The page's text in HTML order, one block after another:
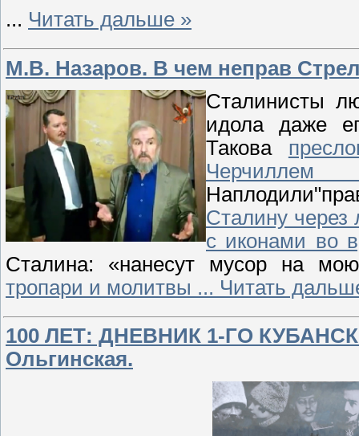
... Читать дальше »
М.В. Назаров. В чем неправ
Сталинисты
идола даже
Такова
Сталину через
с иконами во
Сталина: «нанесут мусор на
тропари и молитвы ... Читать
100 ЛЕТ: ДНЕВНИК 1-ГО
Ольгинская.